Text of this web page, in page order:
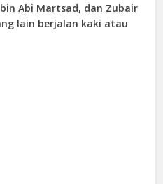
Abi Martsad, dan Zubair
lain berjalan kaki atau